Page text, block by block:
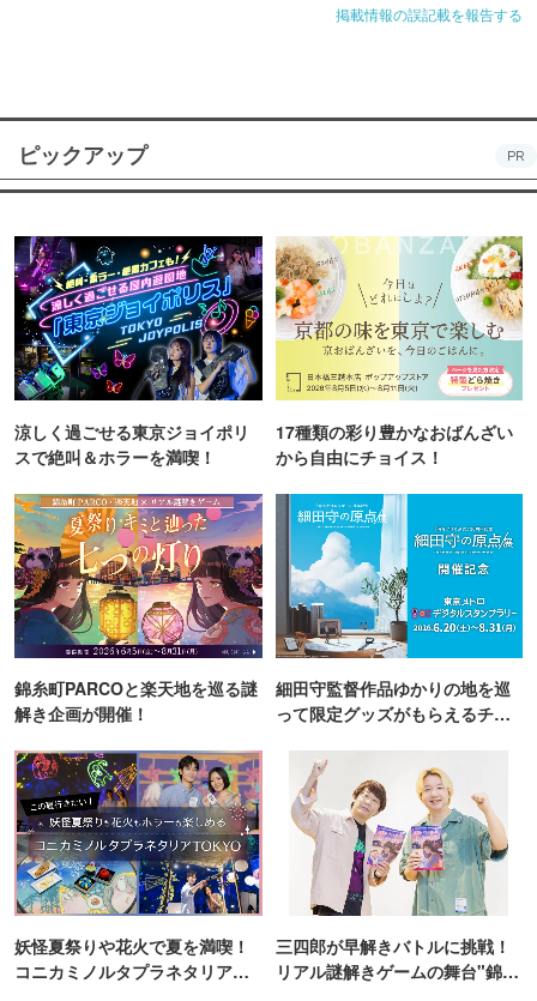
掲載情報の誤記載を報告する
ピックアップ PR
涼しく過ごせる東京ジョイポリ
スで絶叫＆ホラーを満喫！
17種類の彩り豊かなおばんざい
から自由にチョイス！
錦糸町PARCOと楽天地を巡る謎
解き企画が開催！
細田守監督作品ゆかりの地を巡
って限定グッズがもらえるチャ
妖怪夏祭りや花火で夏を満喫！
コニカミノルタプラネタリア
三四郎が早解きバトルに挑戦！
リアル謎解きゲームの舞台"錦糸